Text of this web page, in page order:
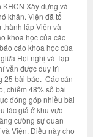
Xây dựng và
khăn. Viện đã tổ
lập Viện và
khoa học của các
cáo khoa học của
Hội nghị và Tạp
vẫn được duy trì
25 bài báo. Các cán
chiếm 48% số bài
đóng góp nhiều bài
tác giả ở khu vực
cường sự quan
Viện. Điều này cho